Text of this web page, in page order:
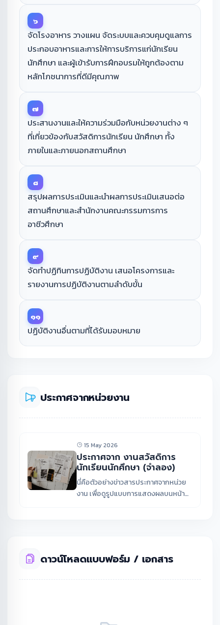
๖
จัดโรงอาหาร วางแผน จัดระบบและควบคุมดูแลการ
ประกอบอาหารและการให้การบริการแก่นักเรียน
นักศึกษา และผู้เข้ารับการฝึกอบรมให้ถูกต้องตาม
หลักโภชนาการที่ดีมีคุณภาพ
๗
ประสานงานและให้ความร่วมมือกับหน่วยงานต่าง ๆ
ที่เกี่ยวข้องกับสวัสดิการนักเรียน นักศึกษา ทั้ง
ภายในและภายนอกสถานศึกษา
๘
สรุปผลการประเมินและนําผลการประเมินเสนอต่อ
สถานศึกษาและสำนักงานคณะกรรมการการ
อาชีวศึกษา
๙
จัดทำปฏิทินการปฏิบัติงาน เสนอโครงการและ
รายงานการปฏิบัติงานตามลำดับขั้น
๑๑
ปฏิบัติงานอื่นตามที่ได้รับมอบหมาย
ประกาศจากหน่วยงาน
15 May 2026
ประกาศจาก งานสวัสดิการ
นักเรียนนักศึกษา (จำลอง)
นี่คือตัวอย่างข่าวสารประกาศจากหน่วย
งาน เพื่อดูรูปแบบการแสดงผลบนหน้า
ดาวน์โหลดแบบฟอร์ม / เอกสาร